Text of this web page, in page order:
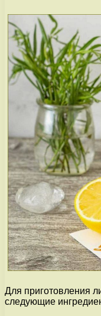
Для приготовления
следующие